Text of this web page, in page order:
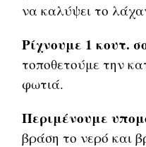
να καλύψει το
Ρίχνουμε 1 κουτ.
τοποθετούμε την
φωτιά.
Περιμένουμε
βράση το νερό και